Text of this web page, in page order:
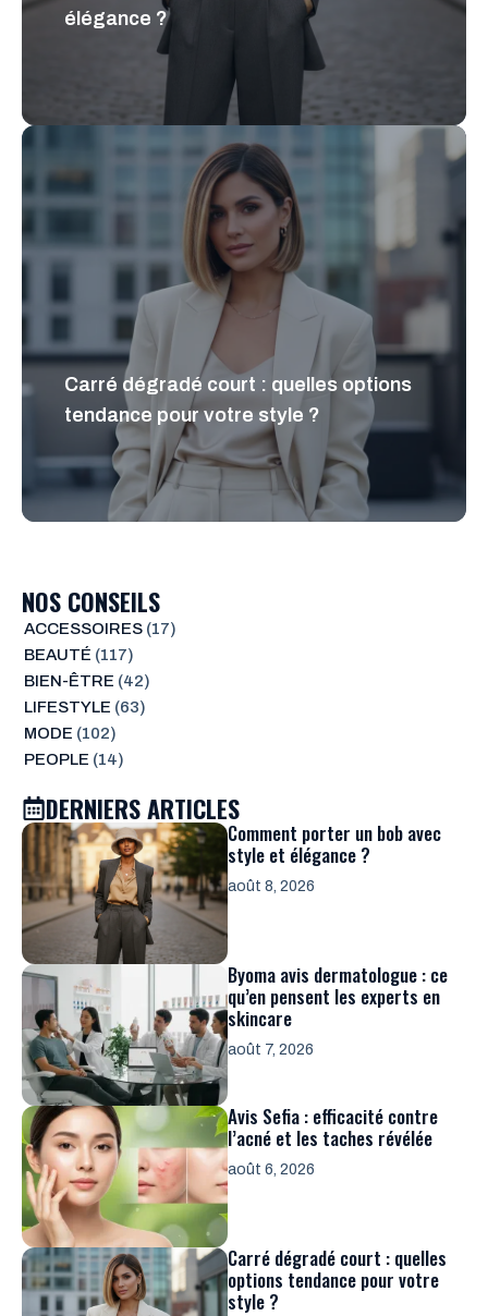
élégance ?
Carré dégradé court : quelles options
tendance pour votre style ?
NOS CONSEILS
ACCESSOIRES(17)
BEAUTÉ (117)
BIEN-ÊTRE (42)
LIFESTYLE (63)
MODE (102)
PEOPLE (14)
DERNIERS ARTICLES
Comment porter un bob avec
style et élégance ?
août 8, 2026
Byoma avis dermatologue : ce
qu’en pensent les experts en
skincare
août 7, 2026
Avis Sefia : efficacité contre
l’acné et les taches révélée
août 6, 2026
Carré dégradé court : quelles
options tendance pour votre
style ?